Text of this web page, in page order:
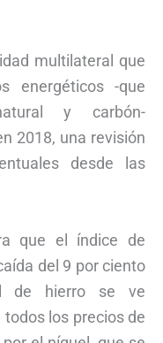
multilateral que
energéticos -que
y carbón-
2018, una revisión
desde las
que el índice de
del 9 por ciento
de hierro se ve
los precios de